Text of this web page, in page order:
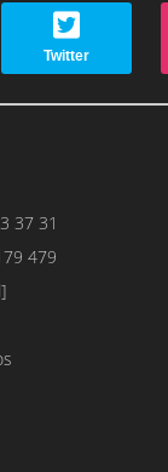
Twitter
37 31
479